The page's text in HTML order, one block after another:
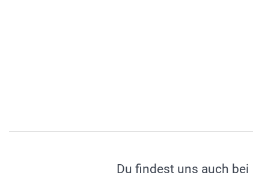
Du findest uns auch bei